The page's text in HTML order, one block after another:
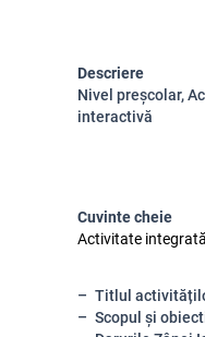
Descriere
Nivel preșcolar,
interactivă
Cuvinte cheie
Activitate
Titlul
Scopul și